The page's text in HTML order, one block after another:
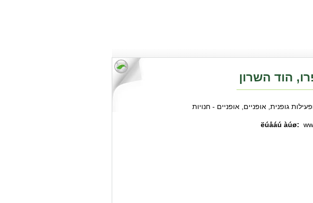
הוד השרון
גופנית, אופניים, אופניים - חנויות
ëúåáú àúø: